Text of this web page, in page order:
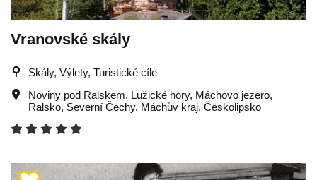
Vranovské skály
Skály, Výlety, Turistické cíle
Noviny pod Ralskem, Lužické hory, Máchovo jezero,
Ralsko, Severní Čechy, Máchův kraj, Českolipsko